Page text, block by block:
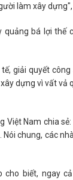
làm xây dựng",
bá lợi thế
giải quyết
dựng vì vất vả
Việt Nam chia
Nói chung, các
biết, ngay